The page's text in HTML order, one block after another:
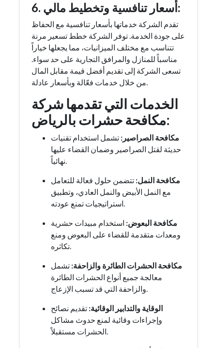
6. أسعار تنافسية وتخطيط مالي:
تقدم الشركة خدماتها بأسعار تنافسية مع الحفاظ
على جودة الخدمة. توفر الشركة خطط تسعير مرنة
تتناسب مع مختلف الميزانيات، مما يجعلها خياراً
مناسباً للمنازل والمرافق التجارية على حد سواء.
تسعى الشركة إلى تقديم أفضل قيمة مقابل المال
من خلال خدمات فعّالة وبأسعار عادلة.
الخدمات التي تقدمها شركة
مكافحة حشرات بالرياض:
مكافحة الصراصير: تشمل استخدام تقنيات
حديثة لقتل الصراصير وضمان القضاء عليها
نهائياً.
مكافحة النمل: تتضمن حلول فعالة للتعامل
مع النمل الأبيض والنمل العادي، وتطبيق
استراتيجيات تمنع عودته.
مكافحة البعوض: استخدام مبيدات حشرية
ومعدات متقدمة للقضاء على البعوض ومنع
تكاثره.
مكافحة الحشرات الطائرة والزاحفة: تشمل
معالجة جميع أنواع الحشرات الطائرة
والزاحفة التي قد تسبب الإزعاج.
الوقاية والتدابير الوقائية: تقديم نصائح
وإجراءات وقائية لمنع حدوث مشاكل
الحشرات مستقبلاً.